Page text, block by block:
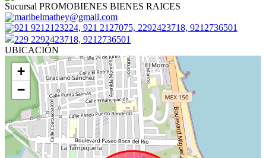
Sucursal PROMOBIENES BIENES RAICES
maribelmathey@gmail.com
921 9212123224, 921 2127075, 2292423718, 9212736501
229 2292423718, 9212736501
UBICACIÓN
+
−